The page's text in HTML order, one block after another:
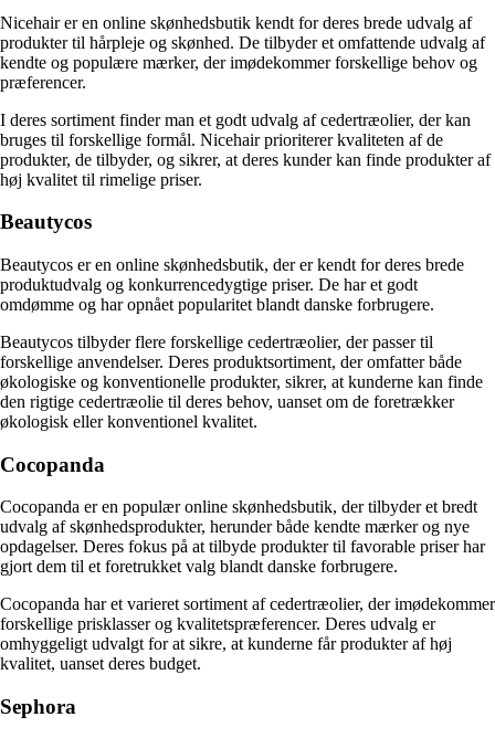
Nicehair er en online skønhedsbutik kendt for deres brede udvalg af
produkter til hårpleje og skønhed. De tilbyder et omfattende udvalg af
kendte og populære mærker, der imødekommer forskellige behov og
præferencer.
I deres sortiment finder man et godt udvalg af cedertræolier, der kan
bruges til forskellige formål. Nicehair prioriterer kvaliteten af de
produkter, de tilbyder, og sikrer, at deres kunder kan finde produkter af
høj kvalitet til rimelige priser.
Beautycos
Beautycos er en online skønhedsbutik, der er kendt for deres brede
produktudvalg og konkurrencedygtige priser. De har et godt
omdømme og har opnået popularitet blandt danske forbrugere.
Beautycos tilbyder flere forskellige cedertræolier, der passer til
forskellige anvendelser. Deres produktsortiment, der omfatter både
økologiske og konventionelle produkter, sikrer, at kunderne kan finde
den rigtige cedertræolie til deres behov, uanset om de foretrækker
økologisk eller konventionel kvalitet.
Cocopanda
Cocopanda er en populær online skønhedsbutik, der tilbyder et bredt
udvalg af skønhedsprodukter, herunder både kendte mærker og nye
opdagelser. Deres fokus på at tilbyde produkter til favorable priser har
gjort dem til et foretrukket valg blandt danske forbrugere.
Cocopanda har et varieret sortiment af cedertræolier, der imødekommer
forskellige prisklasser og kvalitetspræferencer. Deres udvalg er
omhyggeligt udvalgt for at sikre, at kunderne får produkter af høj
kvalitet, uanset deres budget.
Sephora